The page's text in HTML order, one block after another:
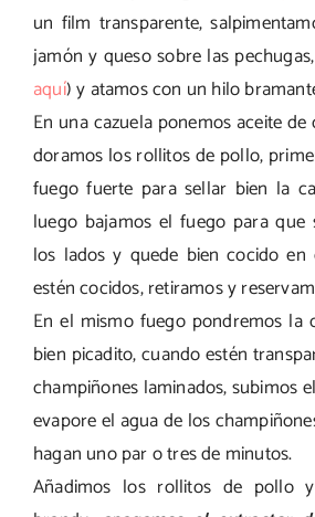
un film transparente,
jamón y queso sobre las
aquí) y atamos con un hilo
En una cazuela ponemos aceite
doramos los rollitos de pollo,
fuego fuerte para sellar bien la
luego bajamos el fuego para
los lados y quede bien cocido en
estén cocidos, retiramos y
En el mismo fuego pondremos la
bien picadito, cuando estén
champiñones laminados, subimos
evapore el agua de los
hagan uno par o tres de minutos.
Añadimos los rollitos de pollo